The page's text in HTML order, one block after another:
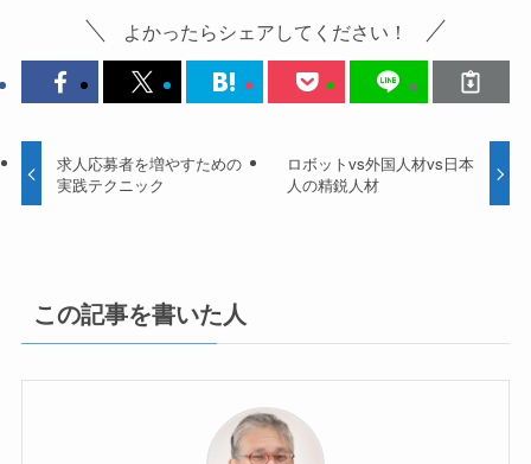
よかったらシェアしてください！
求人応募者を増やすための
実践テクニック
ロボットvs外国人材vs日本
人の精鋭人材
この記事を書いた人